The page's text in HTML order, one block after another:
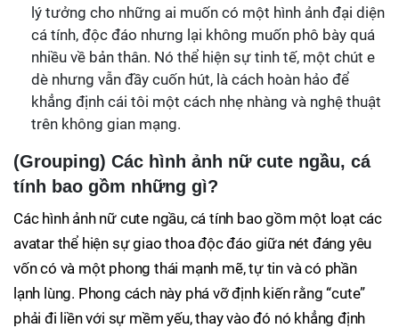
lý tưởng cho những ai muốn có một hình ảnh đại diện
cá tính, độc đáo nhưng lại không muốn phô bày quá
nhiều về bản thân. Nó thể hiện sự tinh tế, một chút e
dè nhưng vẫn đầy cuốn hút, là cách hoàn hảo để
khẳng định cái tôi một cách nhẹ nhàng và nghệ thuật
trên không gian mạng.
(Grouping) Các hình ảnh nữ cute ngầu, cá
tính bao gồm những gì?
Các hình ảnh nữ cute ngầu, cá tính bao gồm một loạt các
avatar thể hiện sự giao thoa độc đáo giữa nét đáng yêu
vốn có và một phong thái mạnh mẽ, tự tin và có phần
lạnh lùng. Phong cách này phá vỡ định kiến rằng “cute”
phải đi liền với sự mềm yếu, thay vào đó nó khẳng định